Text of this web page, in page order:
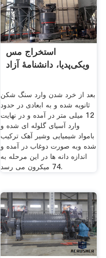
استخراج مس
ویکی‌پدیا، دانشنامهٔ آزاد
بعد از خرد شدن وارد سنگ شکن
ثانویه شده و به ابعادی در حدود
12 میلی متر در آمده و در نهایت
وارد آسیای گلوله ای شده و
بامواد شیمیایی وشیر آهک ترکیب
شده وبه صورت دوغاب در آمده و
اندازه دانه ها در این مرحله به
74 میکرون می رسد.